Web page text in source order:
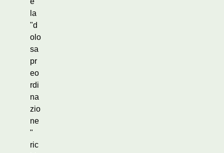
la
"d
olo
sa
pr
eo
rdi
na
zio
ne
"
ric